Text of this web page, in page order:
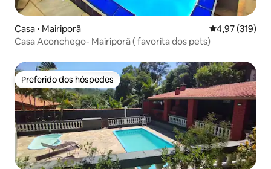
Casa ⋅ Mairiporã 4,97 de uma
4,97 (319)
Casa Aconchego- Mairiporã ( favorita dos pets)
Preferido dos hóspedes
Preferido dos hóspedes